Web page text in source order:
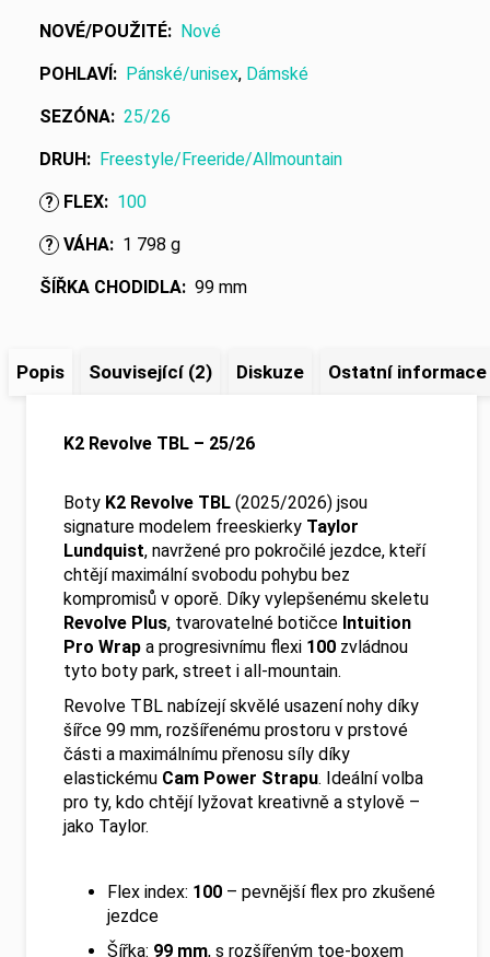
NOVÉ/POUŽITÉ: Nové
POHLAVÍ: Pánské/unisex, Dámské
SEZÓNA: 25/26
DRUH: Freestyle/Freeride/Allmountain
? FLEX: 100
? VÁHA: 1 798 g
ŠÍŘKA CHODIDLA: 99 mm
Popis Související (2) Diskuze Ostatní informace
K2 Revolve TBL – 25/26
Boty K2 Revolve TBL (2025/2026) jsou
signature modelem freeskierky Taylor
Lundquist, navržené pro pokročilé jezdce, kteří
chtějí maximální svobodu pohybu bez
kompromisů v oporě. Díky vylepšenému skeletu
Revolve Plus, tvarovatelné botičce Intuition
Pro Wrap a progresivnímu flexi 100 zvládnou
tyto boty park, street i all-mountain.
Revolve TBL nabízejí skvělé usazení nohy díky
šířce 99 mm, rozšířenému prostoru v prstové
části a maximálnímu přenosu síly díky
elastickému Cam Power Strapu. Ideální volba
pro ty, kdo chtějí lyžovat kreativně a stylově –
jako Taylor.
Flex index: 100 – pevnější flex pro zkušené
jezdce
Šířka: 99 mm, s rozšířeným toe-boxem